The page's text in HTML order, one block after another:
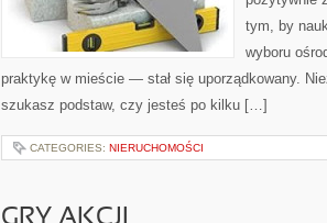
tym, by
wyboru
praktykę w mieście — stał się uporządkowany.
szukasz podstaw, czy jesteś po kilku […]
CATEGORIES: NIERUCHOMOŚCI